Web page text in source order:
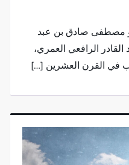
مصطفى صادق بن عبد
الرافعي العمري،
في القرن العشرين […]